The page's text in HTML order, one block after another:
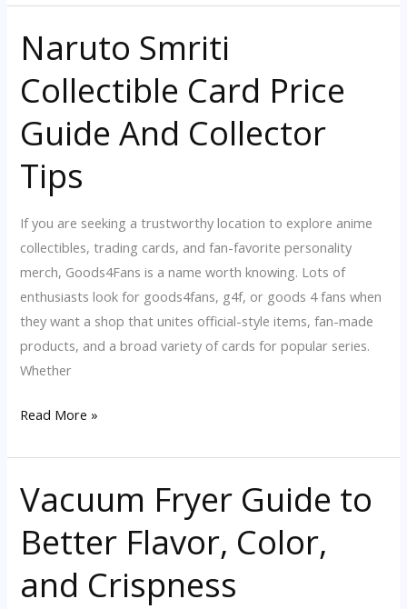
輪
椅
接
送
怎
樣
對
輪
椅
的
士
更
重
Naruto Smriti
Collectible Card Price
Guide And Collector
Tips
If you are seeking a trustworthy location to explore anime
collectibles, trading cards, and fan-favorite personality
merch, Goods4Fans is a name worth knowing. Lots of
enthusiasts look for goods4fans, g4f, or goods 4 fans when
they want a shop that unites official-style items, fan-made
products, and a broad variety of cards for popular series.
Whether
Naruto
Collectible
Card
Price
Guide
And
Collector
Read More »
Vacuum Fryer Guide to
Better Flavor, Color,
and Crispness